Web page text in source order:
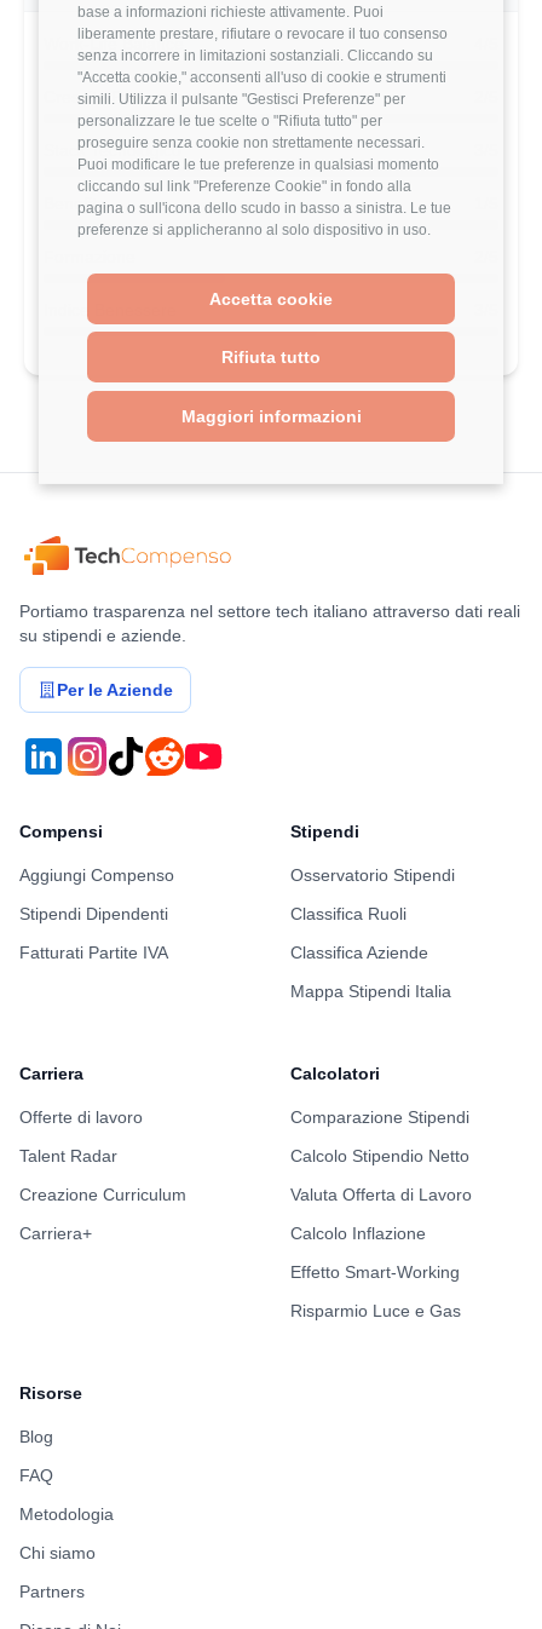
base a informazioni richieste attivamente. Puoi
liberamente prestare, rifiutare o revocare il tuo consenso
senza incorrere in limitazioni sostanziali. Cliccando su
"Accetta cookie," acconsenti all'uso di cookie e strumenti
simili. Utilizza il pulsante "Gestisci Preferenze" per
personalizzare le tue scelte o "Rifiuta tutto" per
proseguire senza cookie non strettamente necessari.
Puoi modificare le tue preferenze in qualsiasi momento
cliccando sul link "Preferenze Cookie" in fondo alla
pagina o sull'icona dello scudo in basso a sinistra. Le tue
preferenze si applicheranno al solo dispositivo in uso.
Accetta cookie
Rifiuta tutto
Maggiori informazioni
Work-Life Balance
Crescita Professionale
Stack Tecnologico
Benefits
Portiamo trasparenza nel settore tech italiano attraverso dati reali
su stipendi e aziende.
Per le Aziende
Compensi
Aggiungi Compenso
Stipendi Dipendenti
Fatturati Partite IVA
Stipendi
Osservatorio Stipendi
Classifica Ruoli
Classifica Aziende
Mappa Stipendi Italia
Carriera
Offerte di lavoro
Talent Radar
Creazione Curriculum
Carriera+
Calcolatori
Comparazione Stipendi
Calcolo Stipendio Netto
Valuta Offerta di Lavoro
Calcolo Inflazione
Effetto Smart-Working
Risparmio Luce e Gas
Risorse
Blog
FAQ
Metodologia
Chi siamo
Partners